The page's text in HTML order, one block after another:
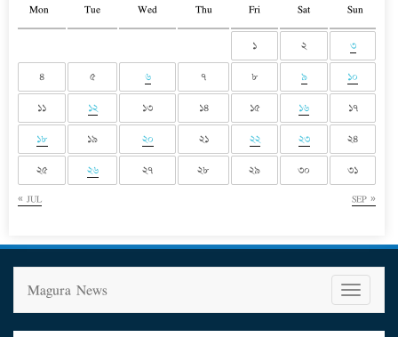
Mon Tue Wed Thu Fri Sat Sun
« JUL SEP »
১ ২ ৩
৪ ৫ ৬ ৭ ৮ ৯ ১০
১১ ১২ ১৩ ১৪ ১৫ ১৬ ১৭
১৮ ১৯ ২০ ২১ ২২ ২৩ ২৪
২৫ ২৬ ২৭ ২৮ ২৯ ৩০ ৩১
T
o
g
l
n
Magura News